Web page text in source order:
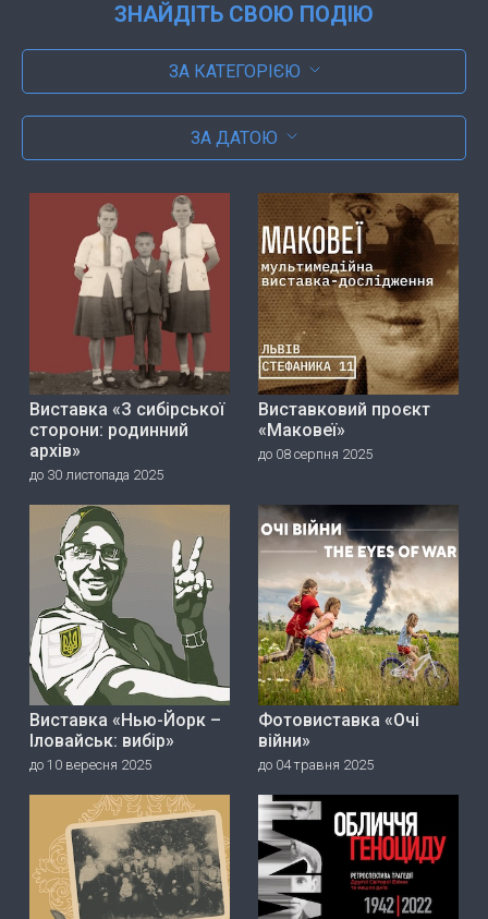
ЗНАЙДІТЬ СВОЮ ПОДІЮ
ЗА КАТЕГОРІЄЮ
ЗА ДАТОЮ
Виставка «З сибірської
сторони: родинний
архів»
до 30 листопада 2025
Виставковий проєкт
«Маковеї»
до 08 серпня 2025
Виставка «Нью-Йорк –
Іловайськ: вибір»
до 10 вересня 2025
Фотовиставка «Очі
війни»
до 04 травня 2025